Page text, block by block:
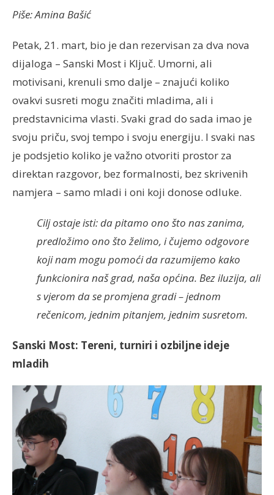
Piše: Amina Bašić
Petak, 21. mart, bio je dan rezervisan za dva nova
dijaloga – Sanski Most i Ključ. Umorni, ali
motivisani, krenuli smo dalje – znajući koliko
ovakvi susreti mogu značiti mladima, ali i
predstavnicima vlasti. Svaki grad do sada imao je
svoju priču, svoj tempo i svoju energiju. I svaki nas
je podsjetio koliko je važno otvoriti prostor za
direktan razgovor, bez formalnosti, bez skrivenih
namjera – samo mladi i oni koji donose odluke.
Cilj ostaje isti: da pitamo ono što nas zanima,
predložimo ono što želimo, i čujemo odgovore
koji nam mogu pomoći da razumijemo kako
funkcionira naš grad, naša općina. Bez iluzija, ali
s vjerom da se promjena gradi – jednom
rečenicom, jednim pitanjem, jednim susretom.
Sanski Most: Tereni, turniri i ozbiljne ideje
mladih